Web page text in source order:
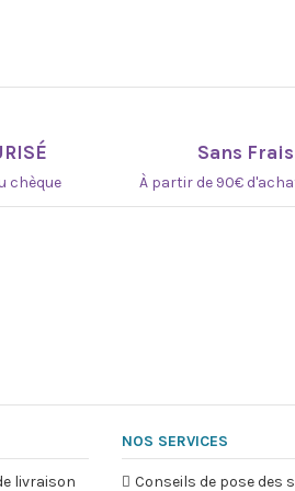
chèque
Sans Frais
À partir de 90€
livraison
NOS SERVICES
Conseils de pose des